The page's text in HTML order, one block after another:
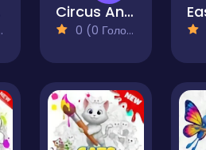
Circus Animals Coloring Book
0 (0 Голосів)